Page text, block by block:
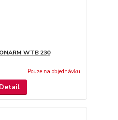
WTB 230
Pouze na objednávku
Detail